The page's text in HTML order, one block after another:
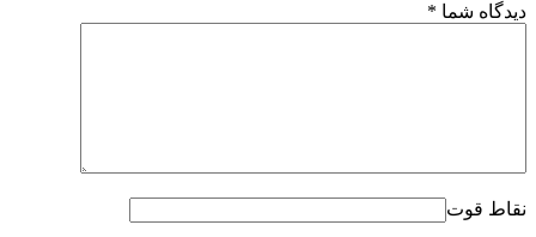
دیدگاه شما *
نقاط قوت